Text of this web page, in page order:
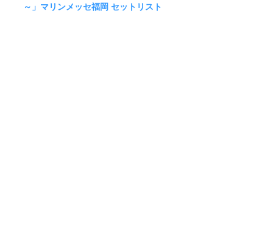
～」マリンメッセ福岡 セットリスト